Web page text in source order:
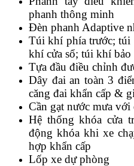
phanh thông minh
Đèn phanh Adaptive
Túi khí phía trước; túi
khí cửa sổ; túi khí
Tựa đầu điều chỉnh
Dây đai an toàn 3
căng đai khẩn cấp &
Cần gạt nước mưa với
Hệ thống khóa cửa
động khóa khi xe
hợp khẩn cấp
Lốp xe dự phòng